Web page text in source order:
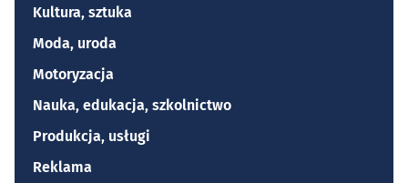
Kultura, sztuka
Moda, uroda
Motoryzacja
Nauka, edukacja, szkolnictwo
Produkcja, usługi
Reklama